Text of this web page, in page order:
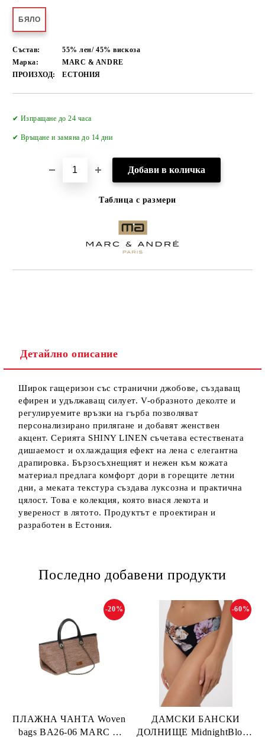
БЯЛО
Състав:
55% лен/ 45% вискоза
Марка:
MARC & ANDRE
ПРОИЗХОД:
ЕСТОНИЯ
✔ Изпращане до 24 часа
✔ Връщане и замяна до 14 дни
Таблица с размери
Детайлно описание
Широк гащеризон със странични джобове, създаващ
ефирен и удължаващ силует. V-образното деколте и
регулируемите връзки на гърба позволяват
персонализирано прилягане и добавят женствен
акцент. Серията SHINY LINEN съчетава естествената
дишаемост и охлаждащия ефект на лена с елегантна
драпировка. Бързосъхнещият и нежен към кожата
материал предлага комфорт дори в горещите летни
дни, а меката текстура създава луксозна и практична
цялост. Това е колекция, която внася лекота и
увереност в лятото. Продуктът е проектиран и
разработен в Естония.
Последно добавени продукти
ПЛАЖНА ЧАНТА Woven
bags BA26-06 MARC &
-20%
ДАМСКИ БАНСКИ
ДОЛНИЩЕ MidnightBloom
-60%